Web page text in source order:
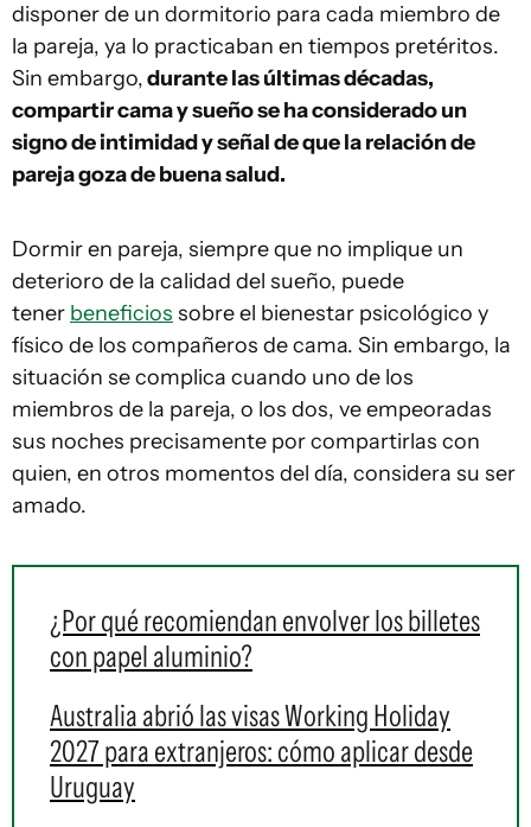
disponer de un dormitorio para cada miembro de
la pareja, ya lo practicaban en tiempos pretéritos.
Sin embargo,durante las últimas décadas,
compartir cama y sueño se ha considerado un
signo de intimidad y señal de que la relación de
pareja goza de buena salud.
Dormir en pareja, siempre que no implique un
deterioro de la calidad del sueño, puede
tener beneficios sobre el bienestar psicológico y
físico de los compañeros de cama. Sin embargo, la
situación se complica cuando uno de los
miembros de la pareja, o los dos, ve empeoradas
sus noches precisamente por compartirlas con
quien, en otros momentos del día, considera su ser
amado.
¿Por qué recomiendan envolver los billetes
con papel aluminio?
Australia abrió las visas Working Holiday
2027 para extranjeros: cómo aplicar desde
Uruguay